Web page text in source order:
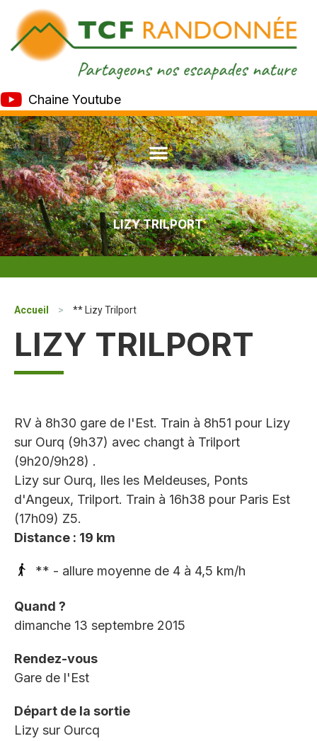
Chaine Youtube
LIZY TRILPORT
Accueil > ** Lizy Trilport
LIZY TRILPORT
RV à 8h30 gare de l'Est. Train à 8h51 pour Lizy
sur Ourq (9h37) avec changt à Trilport
(9h20/9h28) .
Lizy sur Ourq, Iles les Meldeuses, Ponts
d'Angeux, Trilport. Train à 16h38 pour Paris Est
(17h09) Z5.
Distance : 19 km
** - allure moyenne de 4 à 4,5 km/h
Quand ?
dimanche 13 septembre 2015
Rendez-vous
Gare de l'Est
Départ de la sortie
Lizy sur Ourcq